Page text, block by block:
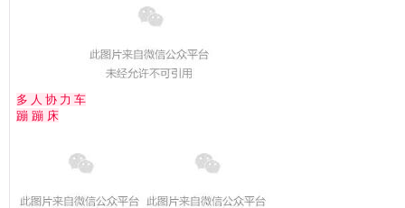
多 人 协 力 车
蹦 蹦 床